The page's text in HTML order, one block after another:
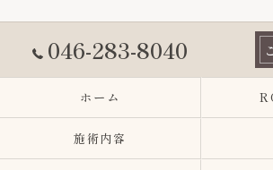
046-283-8040
ホーム
施術内容